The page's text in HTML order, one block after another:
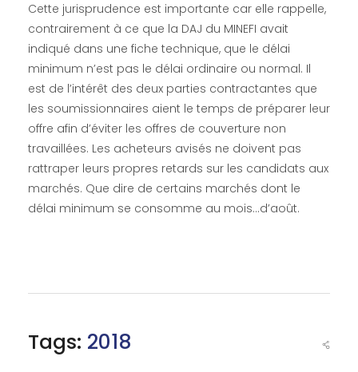
Cette jurisprudence est importante car elle rappelle,
contrairement à ce que la DAJ du MINEFI avait
indiqué dans une fiche technique, que le délai
minimum n’est pas le délai ordinaire ou normal. Il
est de l’intérêt des deux parties contractantes que
les soumissionnaires aient le temps de préparer leur
offre afin d’éviter les offres de couverture non
travaillées. Les acheteurs avisés ne doivent pas
rattraper leurs propres retards sur les candidats aux
marchés. Que dire de certains marchés dont le
délai minimum se consomme au mois…d’août.
Tags: 2018